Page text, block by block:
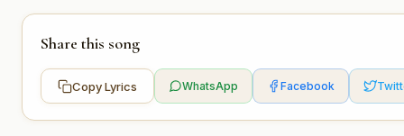
Share this song
Copy Lyrics WhatsApp Facebook